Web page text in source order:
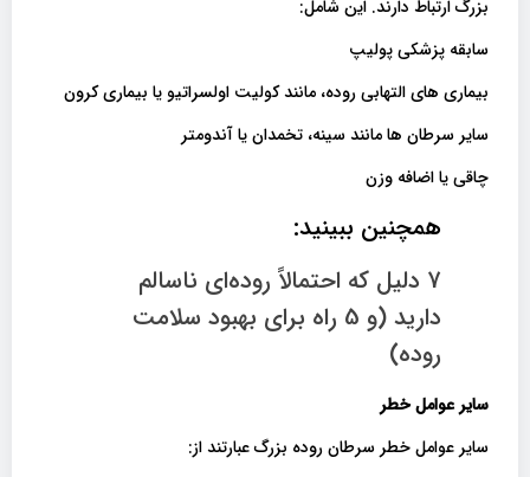
بزرگ ارتباط دارند. این شامل:
سابقه پزشکی پولیپ
بیماری های التهابی روده، مانند کولیت اولسراتیو یا بیماری کرون
سایر سرطان ها مانند سینه، تخمدان یا آندومتر
چاقی یا اضافه وزن
همچنین ببینید:
7 دلیل که احتمالاً روده‌ای ناسالم
دارید (و 5 راه برای بهبود سلامت
روده)
سایر عوامل خطر
سایر عوامل خطر سرطان روده بزرگ عبارتند از: